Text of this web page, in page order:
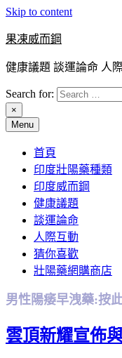
Skip to content
果凍威而鋼
健康議題 談運論命 人
Search for:
×
Menu
首頁
印度壯陽藥種類
印度威而鋼
健康議題
談運論命
人際互動
猜你喜歡
壯陽藥網購商店
男性陽痿早洩藥:按
雲頂新耀宣佈